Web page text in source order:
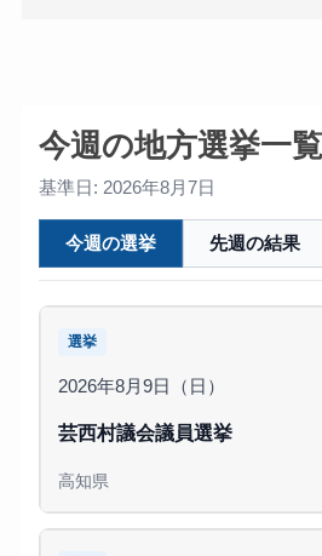
今週の地方選挙一覧
基準日: 2026年8月7日
今週の選挙 先週の結果
選挙
2026年8月9日（日）
芸西村議会議員選挙
高知県